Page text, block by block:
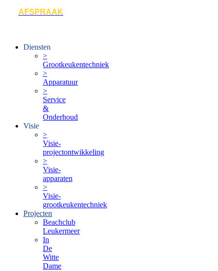
AFSPRAAK
Diensten
>
Grootkeukentechniek
>
Apparatuur
>
Service
&
Onderhoud
Visie
>
Visie-
projectontwikkeling
>
Visie-
apparaten
>
Visie-
grootkeukentechniek
Projecten
Beachclub
Leukermeer
In
De
Witte
Dame